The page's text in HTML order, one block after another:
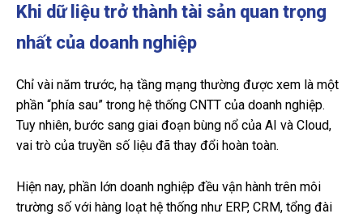
Khi dữ liệu trở thành tài sản quan trọng
nhất của doanh nghiệp
Chỉ vài năm trước, hạ tầng mạng thường được xem là một
phần “phía sau” trong hệ thống CNTT của doanh nghiệp.
Tuy nhiên, bước sang giai đoạn bùng nổ của AI và Cloud,
vai trò của truyền số liệu đã thay đổi hoàn toàn.
Hiện nay, phần lớn doanh nghiệp đều vận hành trên môi
trường số với hàng loạt hệ thống như ERP, CRM, tổng đài